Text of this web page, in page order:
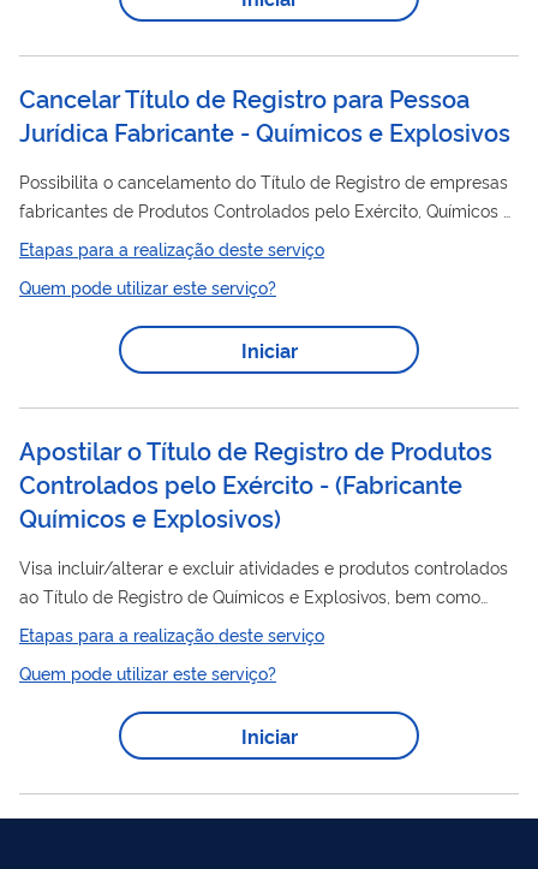
Cancelar Título de Registro para Pessoa
Jurídica Fabricante - Químicos e Explosivos
Possibilita o cancelamento do Título de Registro de empresas
fabricantes de Produtos Controlados pelo Exército, Químicos e
Explosivos.
Etapas para a realização deste serviço
Quem pode utilizar este serviço?
Iniciar
Apostilar o Título de Registro de Produtos
Controlados pelo Exército - (Fabricante
Químicos e Explosivos)
Visa incluir/alterar e excluir atividades e produtos controlados
ao Título de Registro de Químicos e Explosivos, bem como
realizar atualizações cadastrais.
Etapas para a realização deste serviço
Quem pode utilizar este serviço?
Iniciar